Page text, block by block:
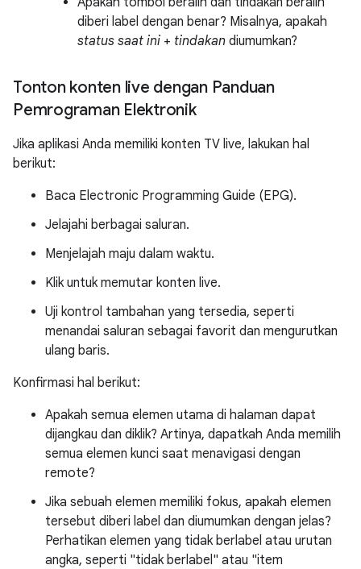
diberi label dengan benar? Misalnya, apakah
status saat ini + tindakan diumumkan?
Tonton konten live dengan Panduan
Pemrograman Elektronik
Jika aplikasi Anda memiliki konten TV live, lakukan hal
berikut:
Baca Electronic Programming Guide (EPG).
Jelajahi berbagai saluran.
Menjelajah maju dalam waktu.
Klik untuk memutar konten live.
Uji kontrol tambahan yang tersedia, seperti
menandai saluran sebagai favorit dan mengurutkan
ulang baris.
Konfirmasi hal berikut:
Apakah semua elemen utama di halaman dapat
dijangkau dan diklik? Artinya, dapatkah Anda memilih
semua elemen kunci saat menavigasi dengan
remote?
Jika sebuah elemen memiliki fokus, apakah elemen
tersebut diberi label dan diumumkan dengan jelas?
Perhatikan elemen yang tidak berlabel atau urutan
angka, seperti "tidak berlabel" atau "item